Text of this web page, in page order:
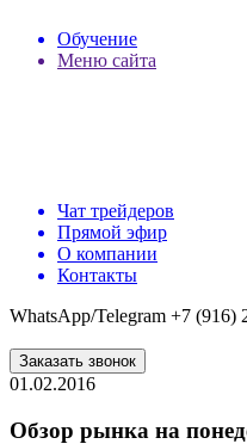
Обучение
Меню сайта
Чат трейдеров
Прямой эфир
О компании
Контакты
WhatsApp/Telegram +7 (916)
Заказать звонок
01.02.2016
Обзор рынка на